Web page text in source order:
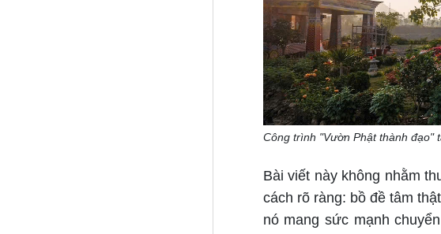
Công trình "Vườn Phật thành đạo"
Bài viết này không nhằm
cách rõ ràng: bồ đề tâm
nó mang sức mạnh